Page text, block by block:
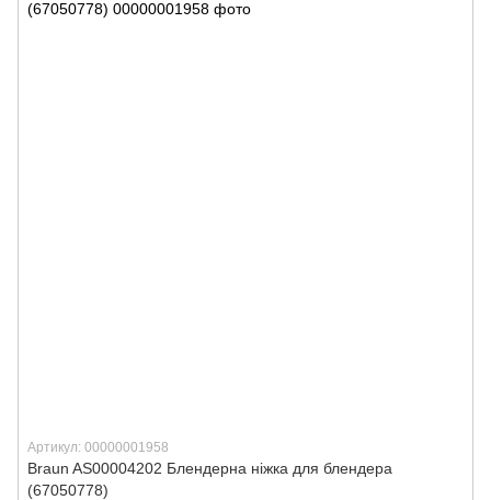
Артикул: 00000001958
Braun AS00004202 Блендерна ніжка для блендера
(67050778)